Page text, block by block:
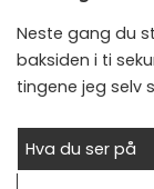
Neste gang du
baksiden i ti
tingene jeg selv
Hva du ser på